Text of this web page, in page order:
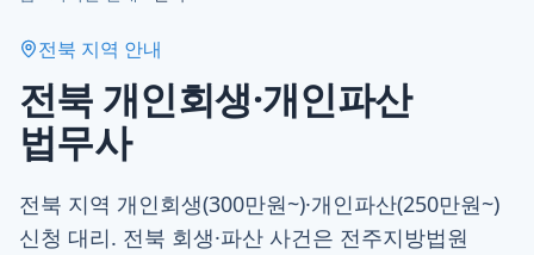
전북 지역 안내
전북 개인회생·개인파산
법무사
전북 지역 개인회생(300만원~)·개인파산(250만원~)
신청 대리. 전북 회생·파산 사건은 전주지방법원